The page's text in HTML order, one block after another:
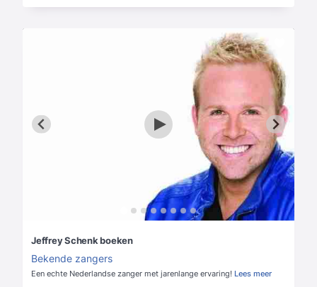
Jeffrey Schenk boeken
Bekende zangers
Een echte Nederlandse zanger met jarenlange ervaring! Lees meer